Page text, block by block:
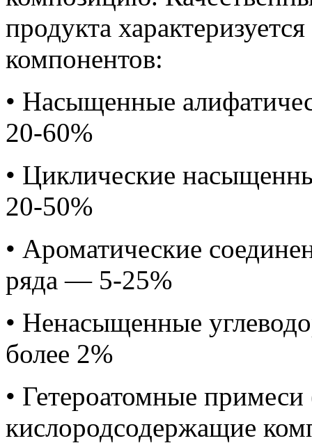
продукта
компонентов:
• Насыщенные
20-60%
• Циклические
20-50%
• Ароматические
ряда — 5-25%
• Ненасыщенные
более 2%
• Гетероатомные примеси
кислородсодержащие